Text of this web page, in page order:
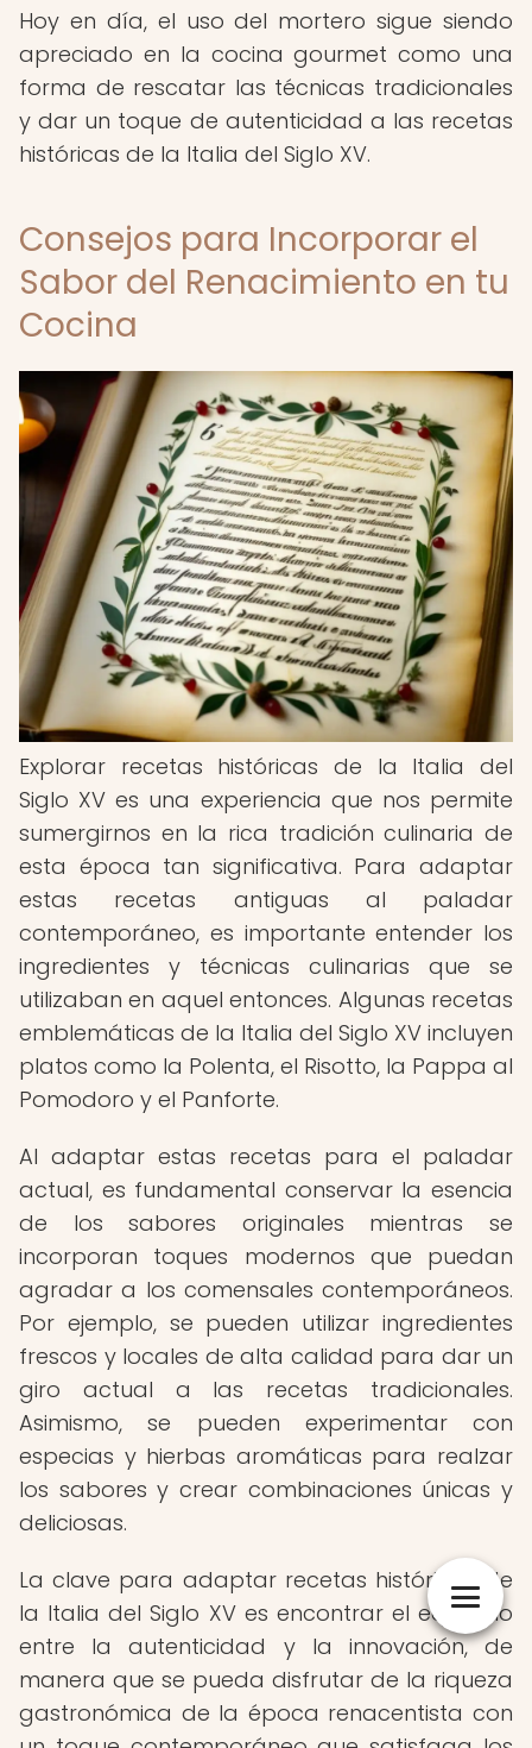
Hoy en día, el uso del mortero sigue siendo
apreciado en la cocina gourmet como una
forma de rescatar las técnicas tradicionales
y dar un toque de autenticidad a las recetas
históricas de la Italia del Siglo XV.
Consejos para Incorporar el
Sabor del Renacimiento en tu
Cocina
Explorar recetas históricas de la Italia del
Siglo XV es una experiencia que nos permite
sumergirnos en la rica tradición culinaria de
esta época tan significativa. Para adaptar
estas recetas antiguas al paladar
contemporáneo, es importante entender los
ingredientes y técnicas culinarias que se
utilizaban en aquel entonces. Algunas recetas
emblemáticas de la Italia del Siglo XV incluyen
platos como la Polenta, el Risotto, la Pappa al
Pomodoro y el Panforte.
Al adaptar estas recetas para el paladar
actual, es fundamental conservar la esencia
de los sabores originales mientras se
incorporan toques modernos que puedan
agradar a los comensales contemporáneos.
Por ejemplo, se pueden utilizar ingredientes
frescos y locales de alta calidad para dar un
giro actual a las recetas tradicionales.
Asimismo, se pueden experimentar con
especias y hierbas aromáticas para realzar
los sabores y crear combinaciones únicas y
deliciosas.
La clave para adaptar recetas históricas de
la Italia del Siglo XV es encontrar el equilibrio
entre la autenticidad y la innovación, de
manera que se pueda disfrutar de la riqueza
gastronómica de la época renacentista con